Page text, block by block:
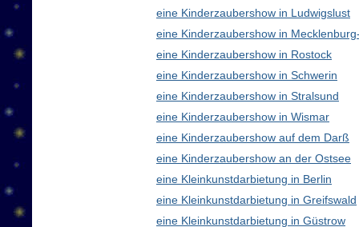
eine Kinderzaubershow in Ludwigslust
eine Kinderzaubershow in
eine Kinderzaubershow in Rostock
eine Kinderzaubershow in Schwerin
eine Kinderzaubershow in Stralsund
eine Kinderzaubershow in Wismar
eine Kinderzaubershow auf dem Darß
eine Kinderzaubershow an der Ostsee
eine Kleinkunstdarbietung in Berlin
eine Kleinkunstdarbietung in Greifswald
eine Kleinkunstdarbietung in Güstrow